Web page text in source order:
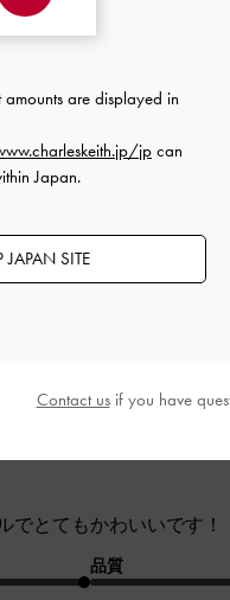
ら外れやすいのが難点。
ても良かった
でとてもかわいいです！
品質
amounts are displayed in
jpcan
Japan.
JAPAN SITE
Contact usif you have